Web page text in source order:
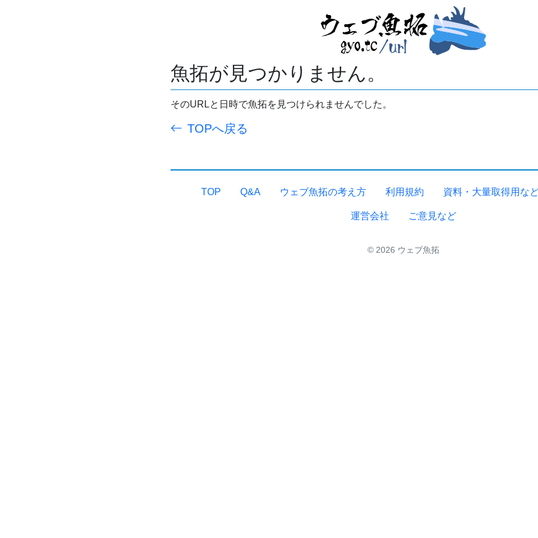
魚拓が見つかりません。
そのURLと日時で魚拓を見つけられませんでした。
TOPへ戻る
TOP Q&A ウェブ魚拓の考え方 利用規約 資料・大量取得用な
運営会社 ご意見など
© 2026 ウェブ魚拓